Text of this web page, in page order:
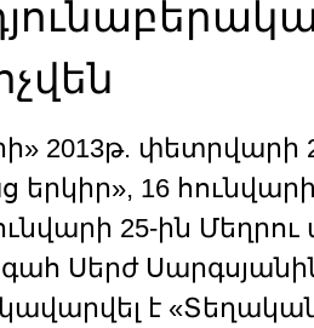
2013թ. փետրվարի
երկիր», 16
25-ին
Սերժ
է